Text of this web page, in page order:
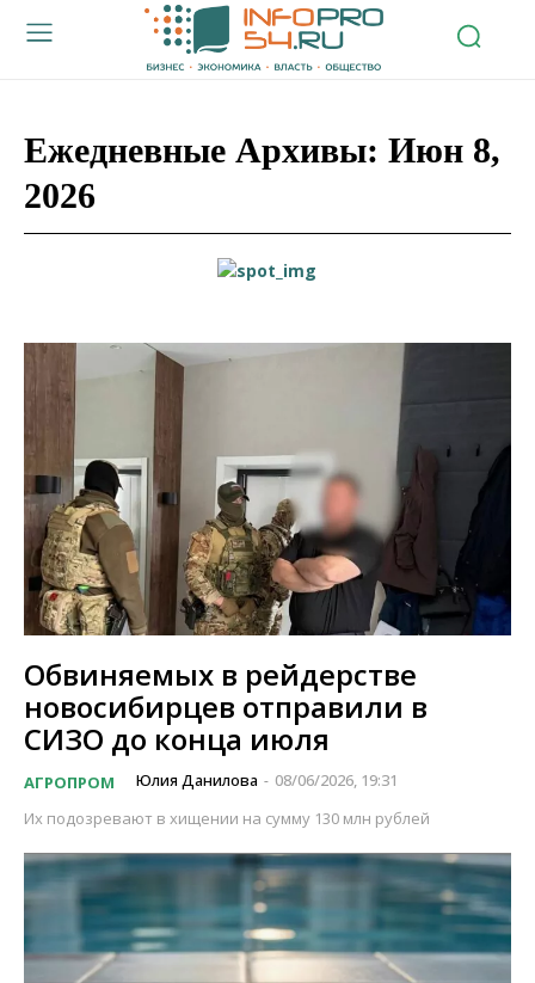
Ежедневные Архивы: Июн 8,
2026
Обвиняемых в рейдерстве
новосибирцев отправили в
СИЗО до конца июля
АГРОПРОМ Юлия Данилова - 08/06/2026, 19:31
Их подозревают в хищении на сумму 130 млн рублей